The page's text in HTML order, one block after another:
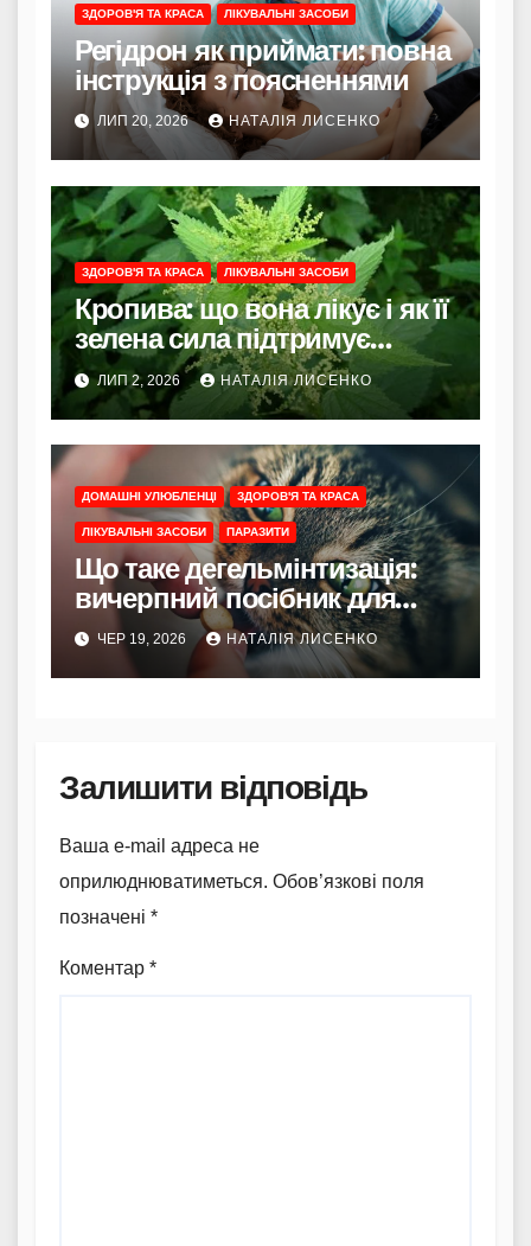
ЗДОРОВ'Я ТА КРАСА ЛІКУВАЛЬНІ ЗАСОБИ
Регідрон як приймати: повна
інструкція з поясненнями
ЛИП 20, 2026 НАТАЛІЯ ЛИСЕНКО
ЗДОРОВ'Я ТА КРАСА ЛІКУВАЛЬНІ ЗАСОБИ
Кропива: що вона лікує і як її
зелена сила підтримує
організм
ЛИП 2, 2026 НАТАЛІЯ ЛИСЕНКО
ДОМАШНІ УЛЮБЛЕНЦІ ЗДОРОВ'Я ТА КРАСА
ЛІКУВАЛЬНІ ЗАСОБИ ПАРАЗИТИ
Що таке дегельмінтизація:
вичерпний посібник для
власників тварин і
турботливих сімей
ЧЕР 19, 2026 НАТАЛІЯ ЛИСЕНКО
Залишити відповідь
Ваша e-mail адреса не
оприлюднюватиметься. Обов’язкові поля
позначені *
Коментар *